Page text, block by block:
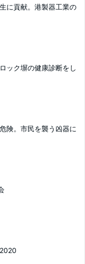
に貢献。港製器工業の
ック塀の健康診断をし
険。市民を襲う凶器に